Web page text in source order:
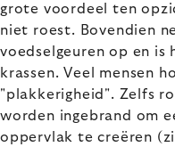
grote voordeel ten
niet roest. Bovendien
voedselgeuren op en is
krassen. Veel mensen
"plakkerigheid". Zelfs
worden ingebrand om
oppervlak te creëren